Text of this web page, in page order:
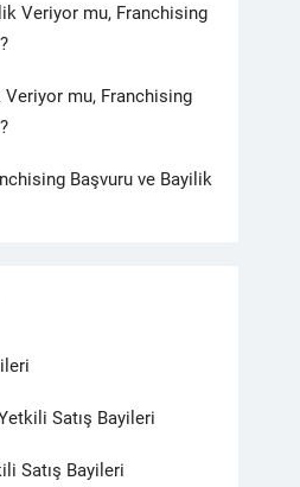
Veriyor mu, Franchising
mu, Franchising
Başvuru ve Bayilik
Satış Bayileri
Satış Bayileri